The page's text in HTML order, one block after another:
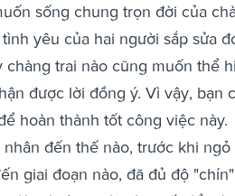
sống chung trọn đời của
yêu của hai người sắp sửa
trai nào cũng muốn thể
được lời đồng ý. Vì vậy, bạn
hoàn thành tốt công việc này.
đến thế nào, trước khi ngỏ
giai đoạn nào, đã đủ độ